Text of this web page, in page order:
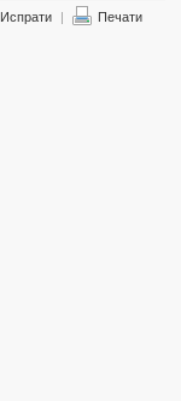
Испрати | Печати